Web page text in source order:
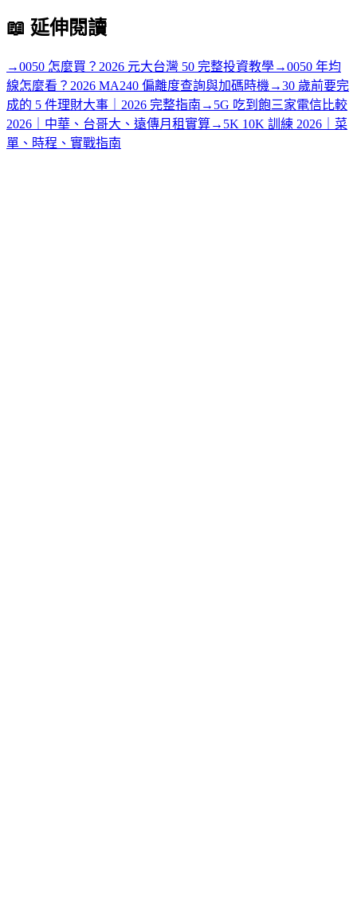
📖 延伸閱讀
→0050 怎麼買？2026 元大台灣 50 完整投資教學→0050 年均
線怎麼看？2026 MA240 偏離度查詢與加碼時機 →30 歲前要完
成的 5 件理財大事｜2026 完整指南 → 5G 吃到飽三家電信比較
2026｜中華、台哥大、遠傳月租實算→ 5K 10K 訓練 2026｜菜
單、時程、實戰指南